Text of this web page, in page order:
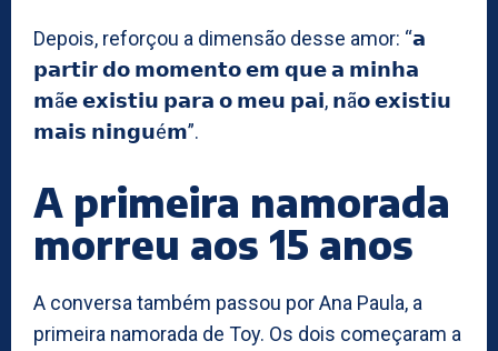
Depois, reforçou a dimensão desse amor: “𝗮
𝗽𝗮𝗿𝘁𝗶𝗿 𝗱𝗼 𝗺𝗼𝗺𝗲𝗻𝘁𝗼 𝗲𝗺 𝗾𝘂𝗲 𝗮 𝗺𝗶𝗻𝗵𝗮
𝗺ã𝗲 𝗲𝘅𝗶𝘀𝘁𝗶𝘂 𝗽𝗮𝗿𝗮 𝗼 𝗺𝗲𝘂 𝗽𝗮𝗶, 𝗻ã𝗼 𝗲𝘅𝗶𝘀𝘁𝗶𝘂
𝗺𝗮𝗶𝘀 𝗻𝗶𝗻𝗴𝘂é𝗺”.
A primeira namorada
morreu aos 15 anos
A conversa também passou por Ana Paula, a
primeira namorada de Toy. Os dois começaram a